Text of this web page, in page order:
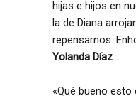
hijas e hijos en
la de Diana
repensarnos.
Yolanda Díaz
«Qué bueno esto